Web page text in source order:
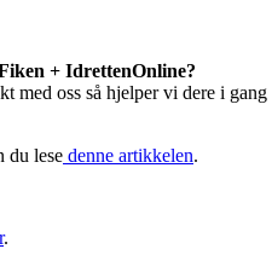
+ IdrettenOnline?
med oss så hjelper vi dere i gang
du lese denne artikkelen.
.